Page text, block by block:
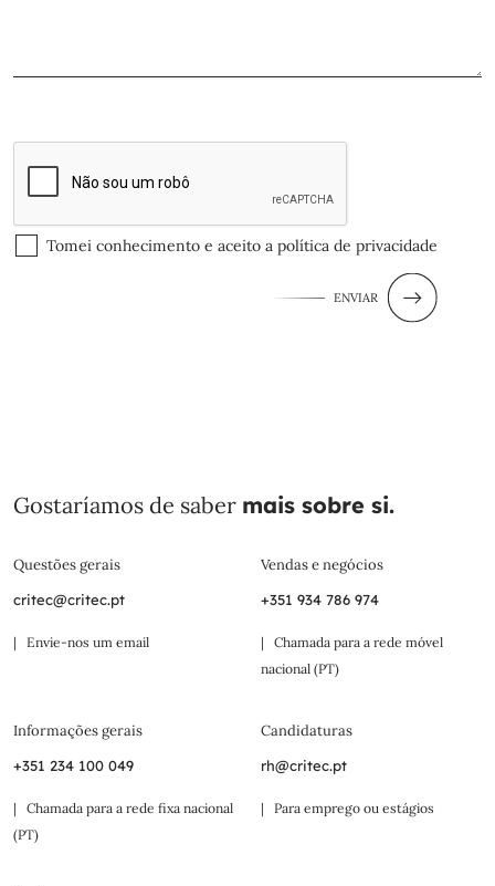
Tomei conhecimento e aceito a política de privacidade
ENVIAR
Gostaríamos de saber mais sobre si.
Questões gerais
critec@critec.pt
| Envie-nos um email
Vendas e negócios
+351 934 786 974
| Chamada para a rede móvel
nacional (PT)
Informações gerais
+351 234 100 049
| Chamada para a rede fixa nacional
(PT)
Candidaturas
rh@critec.pt
| Para emprego ou estágios